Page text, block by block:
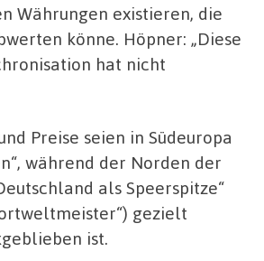
Währungen existieren, die
könne. Höpner: „Diese
hat nicht
Preise seien in Südeuropa
während der Norden der
als Speerspitze“
gezielt
ist.